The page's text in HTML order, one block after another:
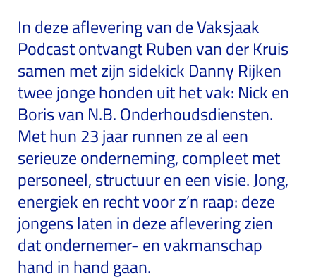
In deze aflevering van de Vaksjaak
Podcast ontvangt Ruben van der Kruis
samen met zijn sidekick Danny Rijken
twee jonge honden uit het vak: Nick en
Boris van N.B. Onderhoudsdiensten.
Met hun 23 jaar runnen ze al een
serieuze onderneming, compleet met
personeel, structuur en een visie. Jong,
energiek en recht voor z’n raap: deze
jongens laten in deze aflevering zien
dat ondernemer- en vakmanschap
hand in hand gaan.